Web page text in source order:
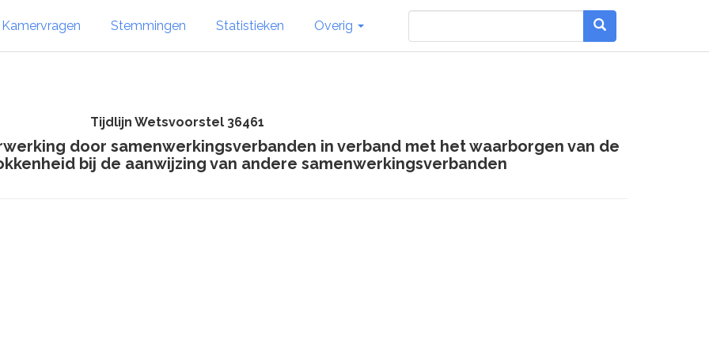
Kamervragen Stemmingen Statistieken Overig
Tijdlijn Wetsvoorstel 36461
door samenwerkingsverbanden in verband met het waarborgen van de
bij de aanwijzing van andere samenwerkingsverbanden